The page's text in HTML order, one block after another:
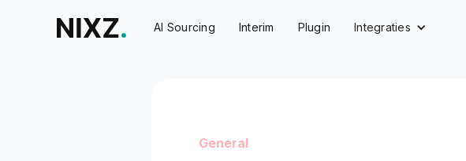
AI Sourcing Interim Plugin Integraties
General